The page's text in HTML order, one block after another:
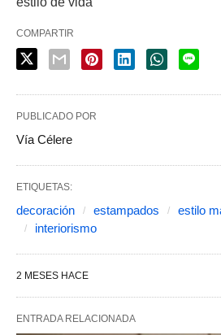
COMPARTIR
PUBLICADO POR
Vía Célere
ETIQUETAS:
decoración estampados estilo
interiorismo
2 MESES HACE
ENTRADA RELACIONADA